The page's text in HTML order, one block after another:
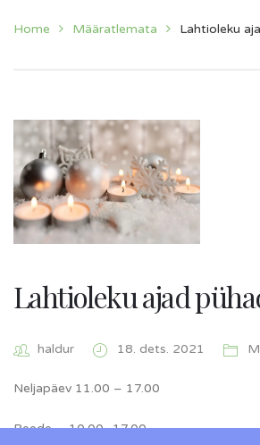
Home Määratlemata Lahtioleku
Lahtioleku ajad
haldur 18. dets. 2021
Neljapäev 11.00 – 17.00
Reede. 10.00- 17.00